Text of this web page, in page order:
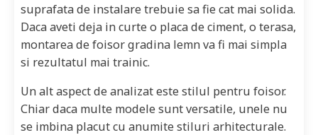
suprafata de instalare trebuie sa fie cat mai solida.
Daca aveti deja in curte o placa de ciment, o terasa,
montarea de foisor gradina lemn va fi mai simpla
si rezultatul mai trainic.
Un alt aspect de analizat este stilul pentru foisor.
Chiar daca multe modele sunt versatile, unele nu
se imbina placut cu anumite stiluri arhitecturale.